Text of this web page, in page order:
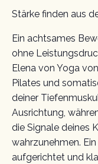
Stärke finden aus
Ein achtsames
ohne
Elena von Yoga
Pilates und
deiner
Ausrichtung,
die Signale deines
wahrzunehmen.
aufgerichtet und